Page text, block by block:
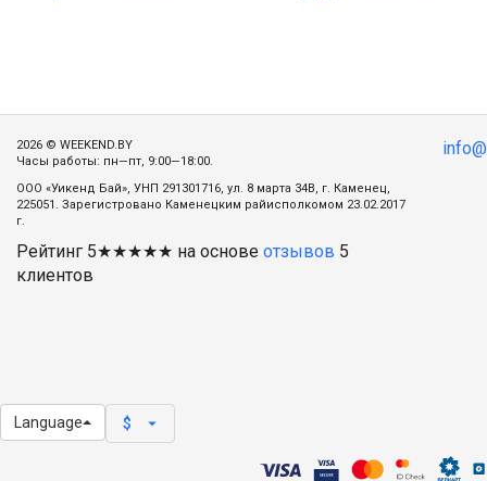
2026 © WEEKEND.BY
Часы работы: пн—пт, 9:00—18:00.
ООО «Уикенд Бай», УНП 291301716, ул. 8 марта 34В, г. Каменец,
225051. Зарегистровано Каменецким райисполкомом 23.02.2017
г.
Рейтинг 5★★★★★ на основе отзывов 5
клиентов
Language $ arrow_drop_down